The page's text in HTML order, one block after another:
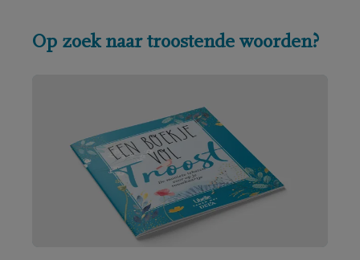
Op zoek naar troostende woorden?